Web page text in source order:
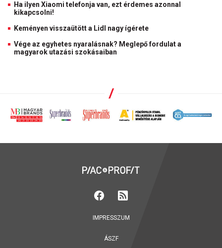
Ha ilyen Xiaomi telefonja van, ezt érdemes azonnal
kikapcsolni!
Keményen visszaütött a Lidl nagy ígérete
Vége az egyhetes nyaralásnak? Meglepő fordulat a
magyarok utazási szokásaiban
IMPRESSZUM
ÁSZF